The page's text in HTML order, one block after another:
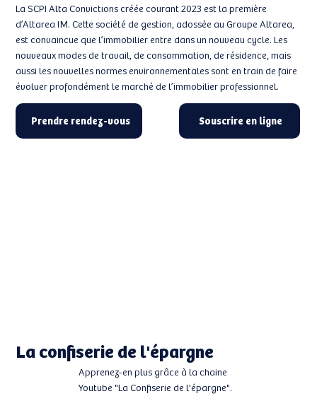
La SCPI Alta Convictions créée courant 2023 est la première
d’Altarea IM. Cette société de gestion, adossée au Groupe Altarea,
est convaincue que l’immobilier entre dans un nouveau cycle. Les
nouveaux modes de travail, de consommation, de résidence, mais
aussi les nouvelles normes environnementales sont en train de faire
évoluer profondément le marché de l’immobilier professionnel.
Prendre rendez-vous Souscrire en ligne
La confiserie de l'épargne
Apprenez-en plus grâce à la chaine
Youtube "La Confiserie de l'épargne".